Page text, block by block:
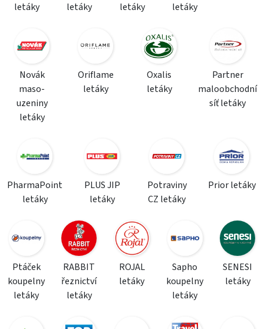
letáky
letáky
letáky
letáky
Novák
maso-
uzeniny
letáky
Oriflame
letáky
Oxalis
letáky
Partner
maloobchodní
síť letáky
PharmaPoint
letáky
PLUS JIP
letáky
Potraviny
CZ letáky
Prior letáky
Ptáček
koupelny
letáky
RABBIT
řeznictví
letáky
ROJAL
letáky
Sapho
koupelny
letáky
SENESI
letáky